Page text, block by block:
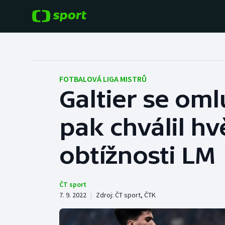
Hokej
Tenis
Atletika
Baseball a softbal
Basketbal
Biatlon
FOTBALOVÁ LIGA MISTRŮ
Galtier se
pak chválil
obtížnosti LM
ČT sport
7. 9. 2022 | Zdroj: ČT sport, ČTK